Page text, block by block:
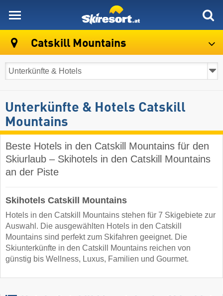
Catskill Mountains
Unterkünfte & Hotels Catskill
Mountains
Beste Hotels in den Catskill Mountains für den
Skiurlaub – Skihotels in den Catskill Mountains
an der Piste
Skihotels Catskill Mountains
Hotels in den Catskill Mountains stehen für 7 Skigebiete zur
Auswahl. Die ausgewählten Hotels in den Catskill
Mountains sind perfekt zum Skifahren geeignet. Die
Skiunterkünfte in den Catskill Mountains reichen von
günstig bis Wellness, Luxus, Familien und Gourmet.